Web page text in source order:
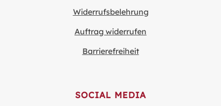
Widerrufsbelehrung
Auftrag widerrufen
Barrierefreiheit
SOCIAL MEDIA